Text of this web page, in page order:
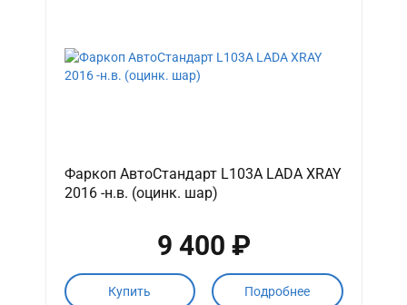
Фаркоп АвтоСтандарт L103A LADA XRAY
2016 -н.в. (оцинк. шар)
9 400 ₽
Купить Подробнее